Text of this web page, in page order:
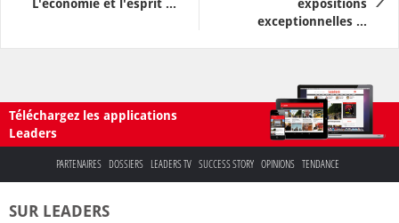
L'économie et l'esprit ...
expositions
exceptionnelles ...
Téléchargez les applications
Leaders
PARTENAIRES DOSSIERS LEADERS TV SUCCESS STORY OPINIONS TENDANCE
SUR LEADERS